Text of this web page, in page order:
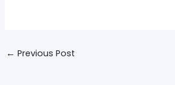
← Previous Post